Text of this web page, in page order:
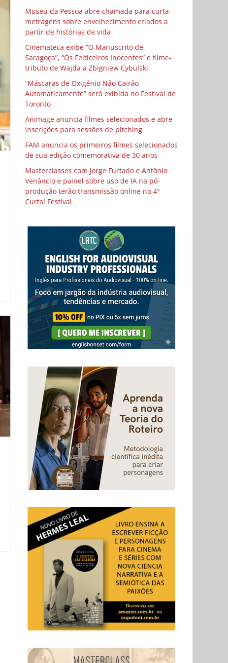
Museu da Pessoa abre chamada para curta-
metragens sobre envelhecimento criados a
partir de histórias de vida
Cinemateca exibe “O Manuscrito de
Saragoça”, “Os Feiticeiros Inocentes” e filme-
tributo de Wajda a Zbigniew Cybulski
“Máscaras de Oxigênio Não Cairão
Automaticamente” será exibida no Festival de
Toronto
Animage anuncia filmes selecionados e abre
inscrições para sessões de pitching
FAM anuncia os primeiros filmes selecionados
de sua edição comemorativa de 30 anos
Masterclasses com Jorge Furtado e Antônio
Venâncio e painel sobre uso de IA na pó-
produção terão transmissão online no 4º
Curta! Festival